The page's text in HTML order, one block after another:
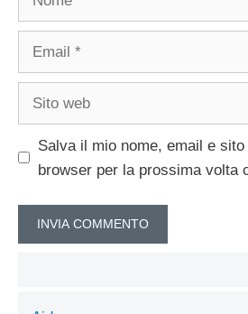
Salva il mio nome, email e
browser per la prossima volta